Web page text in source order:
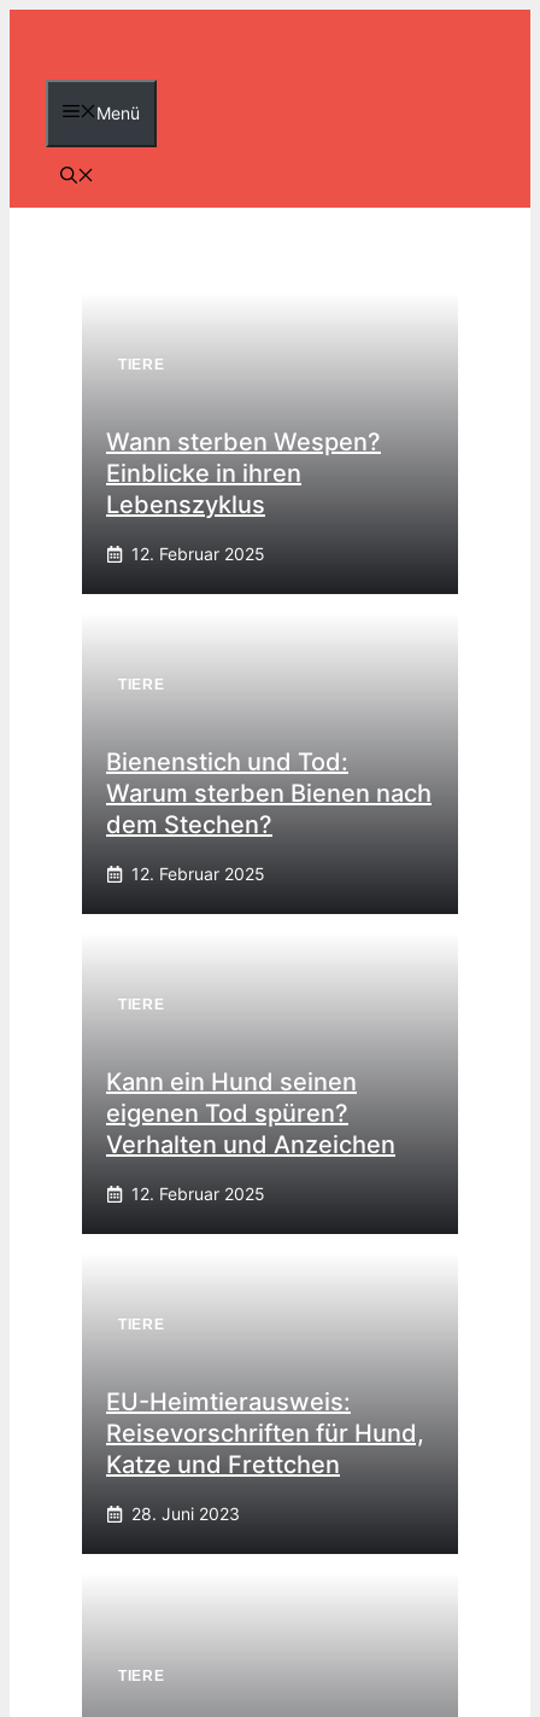
springen
Menü
TIERE
Wann sterben Wespen?
Einblicke in ihren
Lebenszyklus
12. Februar 2025
TIERE
Bienenstich und Tod:
Warum sterben Bienen nach
dem Stechen?
12. Februar 2025
TIERE
Kann ein Hund seinen
eigenen Tod spüren?
Verhalten und Anzeichen
12. Februar 2025
TIERE
EU-Heimtierausweis:
Reisevorschriften für Hund,
Katze und Frettchen
28. Juni 2023
TIERE